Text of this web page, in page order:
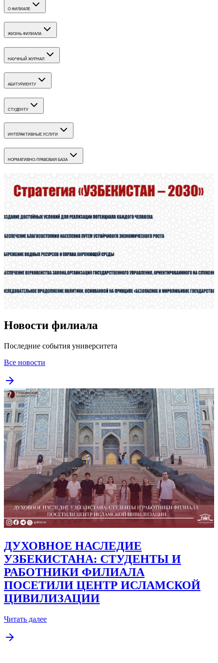
О ФИЛИАЛЕ
ЖИЗНЬ ФИЛИАЛА
НАУЧНЫЙ ЖУРНАЛ
АБИТУРИЕНТУ
СТУДЕНТУ
ИНТЕРАКТИВНЫЕ УСЛУГИ
НОРМАТИВНО-ПРАВОВАЯ БАЗА
Новости филиала
Последние события университета
Все новости
ДУХОВНОЕ НАСЛЕДИЕ
УЗБЕКИСТАНА: СТУДЕНТЫ И
РАБОТНИКИ ФИЛИАЛА
ПОСЕТИЛИ ЦЕНТР ИСЛАМСКОЙ
ЦИВИЛИЗАЦИИ
Читать далее